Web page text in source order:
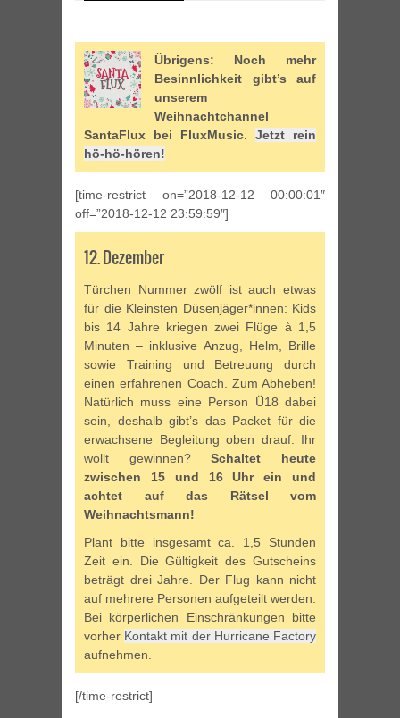
Übrigens: Noch mehr
Besinnlichkeit gibt’s auf
unserem
Weihnachtchannel
SantaFlux bei FluxMusic. Jetzt rein
hö-hö-hören!
[time-restrict on=”2018-12-12 00:00:01″
off=”2018-12-12 23:59:59″]
12. Dezember
Türchen Nummer zwölf ist auch etwas
für die Kleinsten Düsenjäger*innen: Kids
bis 14 Jahre kriegen zwei Flüge à 1,5
Minuten – inklusive Anzug, Helm, Brille
sowie Training und Betreuung durch
einen erfahrenen Coach. Zum Abheben!
Natürlich muss eine Person Ü18 dabei
sein, deshalb gibt’s das Packet für die
erwachsene Begleitung oben drauf. Ihr
wollt gewinnen?Schaltet heute
zwischen 15 und 16 Uhr ein und
achtet auf das Rätsel vom
Weihnachtsmann!
Plant bitte insgesamt ca. 1,5 Stunden
Zeit ein. Die Gültigkeit des Gutscheins
beträgt drei Jahre. Der Flug kann nicht
auf mehrere Personen aufgeteilt werden.
Bei körperlichen Einschränkungen bitte
vorher Kontakt mit der Hurricane Factory
aufnehmen.
[/time-restrict]